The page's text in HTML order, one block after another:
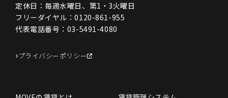
定休日：毎週水曜日、第1・3火曜日
フリーダイヤル：0120-861-955
代表電話番号： 03-5491-4080
プライバシーポリシー